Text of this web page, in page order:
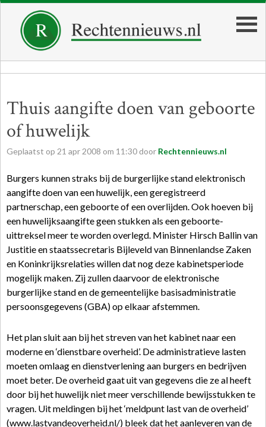
Thuis aangifte doen van geboorte
of huwelijk
Geplaatst op 21 apr 2008 om 11:30 door Rechtennieuws.nl
Burgers kunnen straks bij de burgerlijke stand elektronisch
aangifte doen van een huwelijk, een geregistreerd
partnerschap, een geboorte of een overlijden. Ook hoeven bij
een huwelijksaangifte geen stukken als een geboorte-
uittreksel meer te worden overlegd. Minister Hirsch Ballin van
Justitie en staatssecretaris Bijleveld van Binnenlandse Zaken
en Koninkrijksrelaties willen dat nog deze kabinetsperiode
mogelijk maken. Zij zullen daarvoor de elektronische
burgerlijke stand en de gemeentelijke basisadministratie
persoonsgegevens (GBA) op elkaar afstemmen.
Het plan sluit aan bij het streven van het kabinet naar een
moderne en ‘dienstbare overheid’. De administratieve lasten
moeten omlaag en dienstverlening aan burgers en bedrijven
moet beter. De overheid gaat uit van gegevens die ze al heeft
door bij het huwelijk niet meer verschillende bewijsstukken te
vragen. Uit meldingen bij het ‘meldpunt last van de overheid’
(www.lastvandeoverheid.nl/) bleek dat het aanleveren van de